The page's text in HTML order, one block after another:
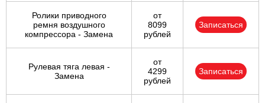
Ролики приводного
ремня воздушного
компрессора - Замена
от
8099
рублей
Записаться
Рулевая тяга левая -
Замена
от
4299
рублей
Записаться